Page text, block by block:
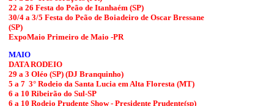
22 a 26 Festa do Peão de Itanhaém (SP)
30/4 a 3/5 Festa do Peão de Boiadeiro de Oscar Bressane
(SP)
ExpoMaio Primeiro de Maio -PR
MAIO
DATA RODEIO
29 a 3 Oléo (SP) (DJ Branquinho)
5 a 7 3° Rodeio da Santa Lucia em Alta Floresta (MT)
6 a 10 Ribeirão do Sul-SP
6 a 10 Rodeio Prudente Show - Presidente Prudente(sp)